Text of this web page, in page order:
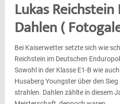
Lukas
Dahlen (
Bei Kaiserwetter setzte sich wie
Reichstein im Deutschen
Sowohl in der Klasse E1-B wie
Husaberg Youngster über den
strahlen. Dahlen zählte in diesem